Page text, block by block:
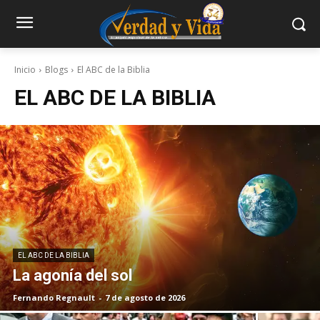
Inicio Blogs El ABC de la Biblia
EL ABC DE LA BIBLIA
EL ABC DE LA BIBLIA
La agonía del sol
Fernando Regnault - 7 de agosto de 2026